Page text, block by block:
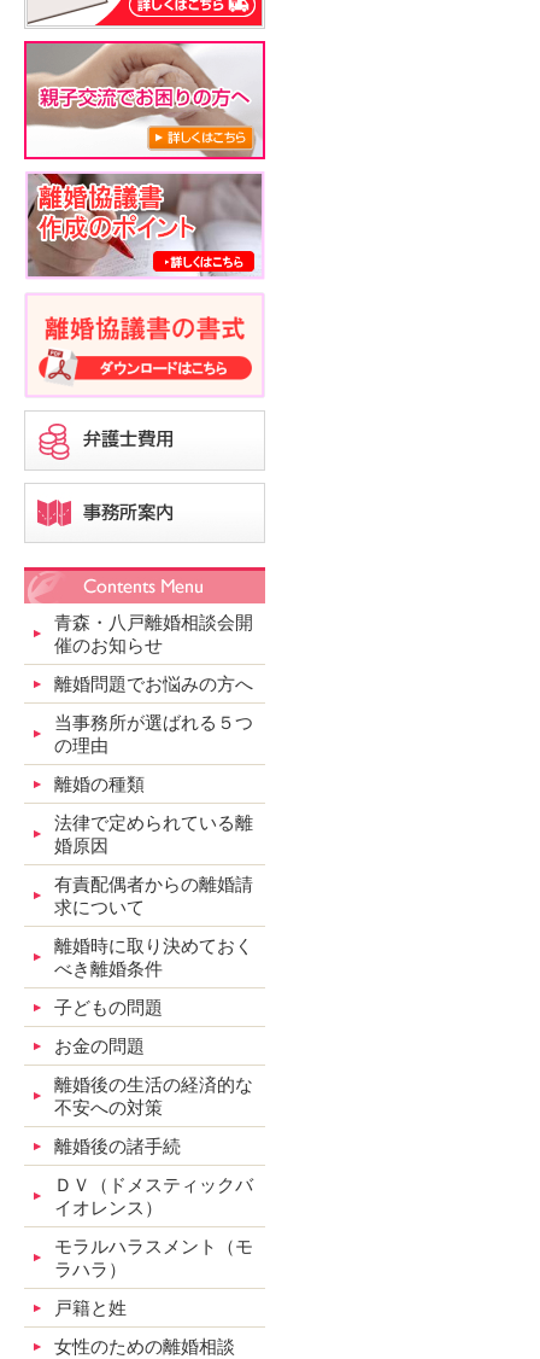
青森・八戸離婚相談会開
催のお知らせ
離婚問題でお悩みの方へ
当事務所が選ばれる５つ
の理由
離婚の種類
法律で定められている離
婚原因
有責配偶者からの離婚請
求について
離婚時に取り決めておく
べき離婚条件
子どもの問題
お金の問題
離婚後の生活の経済的な
不安への対策
離婚後の諸手続
ＤＶ（ドメスティックバ
イオレンス）
モラルハラスメント（モ
ラハラ）
戸籍と姓
女性のための離婚相談